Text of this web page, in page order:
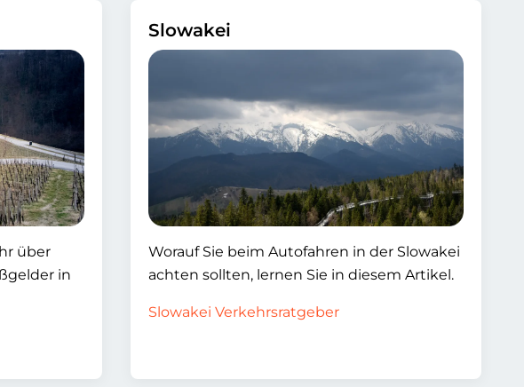
über
in
Slowakei
Worauf Sie beim Autofahren in der Slowakei
achten sollten, lernen Sie in diesem Artikel.
Slowakei Verkehrsratgeber